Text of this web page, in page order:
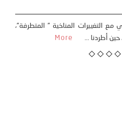
التغييرات المناخية ” المتطرفة”،
حين أطردنا ...
More